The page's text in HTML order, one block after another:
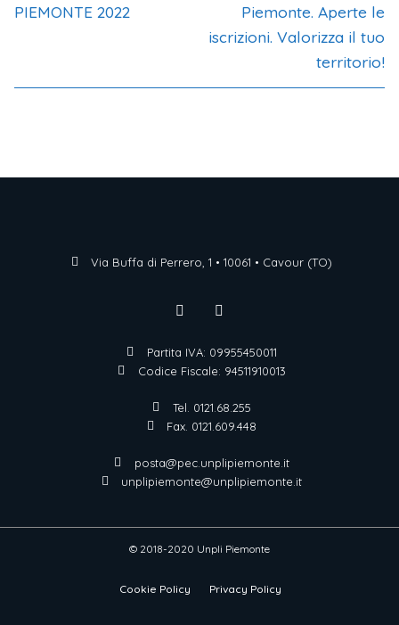
PIEMONTE 2022
Piemonte. Aperte le
iscrizioni. Valorizza il tuo
territorio!
Via Buffa di Perrero, 1 • 10061 • Cavour (TO)
Partita IVA: 09955450011
Codice Fiscale: 94511910013
Tel. 0121.68.255
Fax. 0121.609.448
posta@pec.unplipiemonte.it
unplipiemonte@unplipiemonte.it
© 2018-2020 Unpli Piemonte
Cookie Policy Privacy Policy